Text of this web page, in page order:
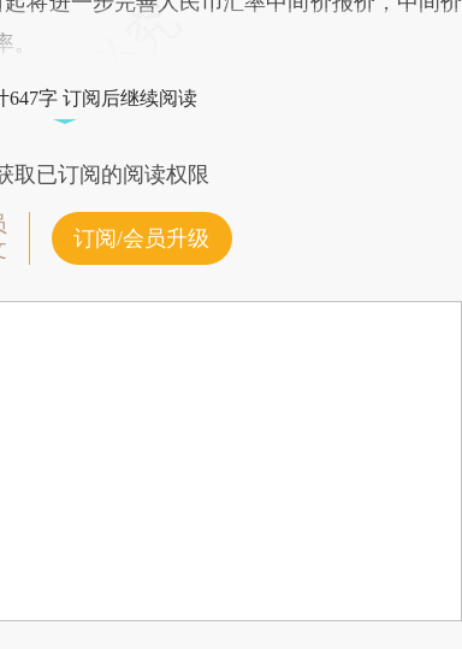
647字 订阅后继续阅读
取已订阅的阅读权限
订阅/会员升级